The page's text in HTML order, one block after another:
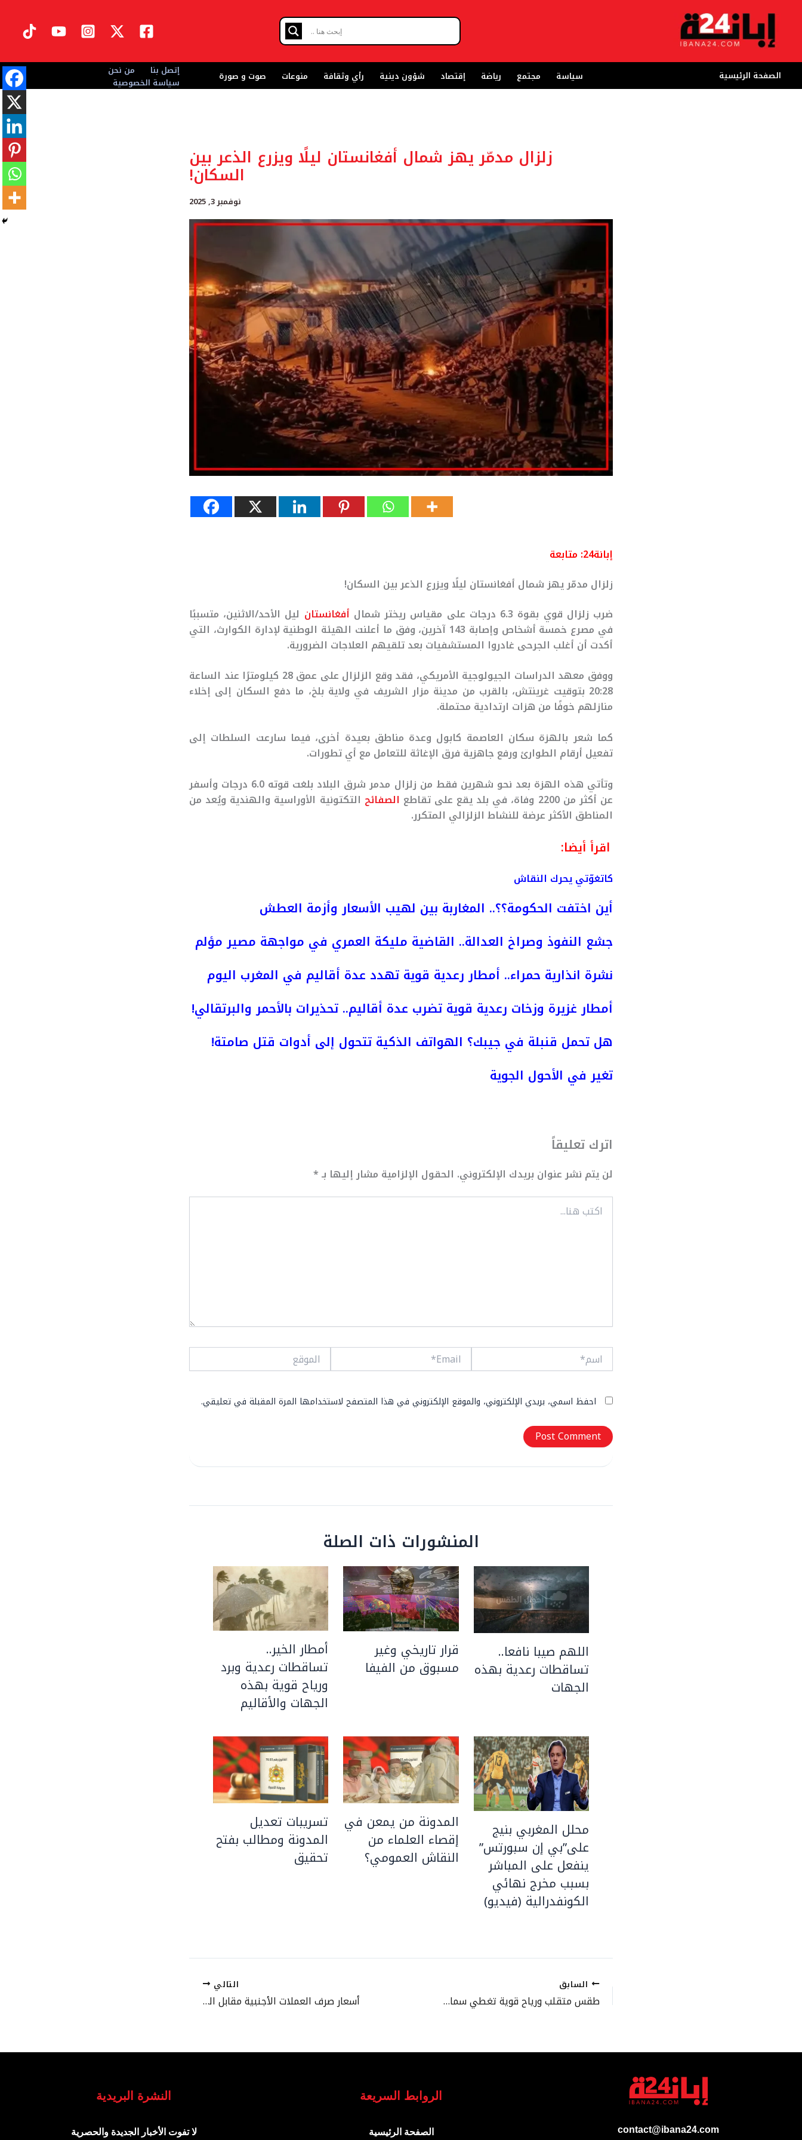
المحتوى
الصفحة الرئيسية سياسة مجتمع رياضة إقتصاد شؤون دينية رأي وثقافة منوعات صوت و صورة إتصل بنا
من نحن
سياسة الخصوصية
زلزال مدمّر يهز شمال أفغانستان ليلًا ويزرع الذعر بين
السكان!
نوفمبر 3, 2025
إبانة24:
متابعة
زلزال مدمّر يهز شمال أفغانستان ليلًا ويزرع الذعر بين السكان!
ضرب زلزال قوي بقوة 6.3 درجات على مقياس ريختر شمال
أفغانستان ليل الأحد/الاثنين، متسببًا
في مصرع خمسة أشخاص وإصابة 143 آخرين، وفق ما أعلنت الهيئة الوطنية لإدارة الكوارث، التي
أكدت أن أغلب الجرحى غادروا المستشفيات بعد تلقيهم العلاجات الضرورية.
ووفق معهد الدراسات الجيولوجية الأمريكي، فقد وقع الزلزال على عمق 28 كيلومترًا عند الساعة
20:28 بتوقيت غرينتش، بالقرب من مدينة مزار الشريف في ولاية بلخ، ما دفع السكان إلى إخلاء
منازلهم خوفًا من هزات ارتدادية محتملة.
كما شعر بالهزة سكان العاصمة كابول وعدة مناطق بعيدة أخرى، فيما سارعت السلطات إلى
تفعيل أرقام الطوارئ ورفع جاهزية فرق الإغاثة للتعامل مع أي تطورات.
وتأتي هذه الهزة بعد نحو شهرين فقط من زلزال مدمر شرق البلاد بلغت قوته 6.0 درجات وأسفر
عن أكثر من 2200 وفاة، في بلد يقع على تقاطع
الصفائح التكتونية الأوراسية والهندية ويُعد من
المناطق الأكثر عرضة للنشاط الزلزالي المتكرر.
اقرأ أيضا:
كاتغوّتي يحرك النقاش
أين اختفت الحكومة؟؟.. المغاربة بين لهيب الأسعار وأزمة العطش
جشع النفوذ وصراخ العدالة.. القاضية مليكة العمري في مواجهة مصير مؤلم
نشرة انذارية حمراء.. أمطار رعدية قوية تهدد عدة أقاليم في المغرب اليوم
أمطار غزيرة وزخات رعدية قوية تضرب عدة أقاليم.. تحذيرات بالأحمر والبرتقالي!
هل تحمل قنبلة في جيبك؟ الهواتف الذكية تتحول إلى أدوات قتل صامتة!
تغير في الأحول الجوية
اترك تعليقاً
لن يتم نشر عنوان بريدك الإلكتروني. الحقول الإلزامية مشار إليها بـ*
اكتب
هنا...
اسم* Email* الموقع
احفظ اسمي، بريدي الإلكتروني، والموقع الإلكتروني في هذا المتصفح لاستخدامها المرة المقبلة في تعليقي.
المنشورات ذات الصلة
اللهم صيبا نافعا..
تساقطات رعدية بهذه
الجهات
قرار تاريخي وغير
مسبوق من الفيفا
أمطار الخير..
تساقطات رعدية وبرد
ورياح قوية بهذه
الجهات والأقاليم
محلل المغربي بنيج
على”بي إن سبورتس”
ينفعل على المباشر
بسبب مخرج نهائي
الكونفدرالية (فيديو)
المدونة من يمعن في
إقصاء العلماء من
النقاش العمومي؟
تسريبات تعديل
المدونة ومطالب بفتح
تحقيق
السابق
طقس متقلب ورياح قوية تغطي سماء المغرب
التالي
أسعار صرف العملات الأجنبية مقابل الدرهم المغربي ليوم الإثنين 03 نونبر 2025
contact@ibana24.com
الروابط السريعة
الصفحة الرئيسية
النشرة البريدية
لا تفوت الأخبار الجديدة والحصرية